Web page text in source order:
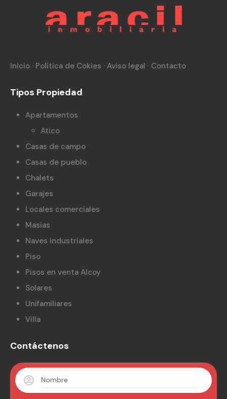
Inicio · Política de Cokies · Aviso legal · Contacto
Tipos Propiedad
Apartamentos
Atico
Casas de campo
Casas de pueblo
Chalets
Garajes
Locales comerciales
Masias
Naves industriales
Piso
Pisos en venta Alcoy
Solares
Unifamiliares
Villa
Contáctenos